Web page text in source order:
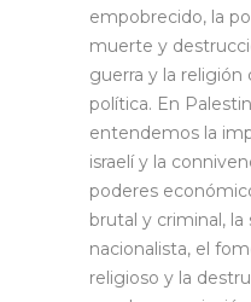
empobrecido, la
muerte y
guerra y la
política. En
entendemos la
israelí y la
poderes
brutal y criminal,
nacionalista, el
religioso y la